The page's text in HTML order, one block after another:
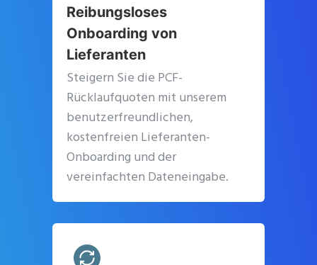
Reibungsloses
Onboarding von
Lieferanten
Steigern Sie die PCF-
Rücklaufquoten mit unserem
benutzerfreundlichen,
kostenfreien Lieferanten-
Onboarding und der
vereinfachten Dateneingabe.